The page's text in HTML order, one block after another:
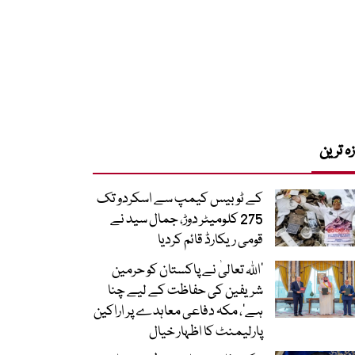
ترین
کے ٹو بیس کیمپ سے اسکردو تک
275 کلومیٹر دوڑ، جمال سید نے
قومی ریکارڈ قائم کردیا
’اللہ تعالیٰ نے پاکستان کو حرمین
شریفین کی حفاظت کے لیے چنا
ہے‘، مکہ دفاعی معاہدے پر اراکین
پارلیمنٹ کا اظہار خیال